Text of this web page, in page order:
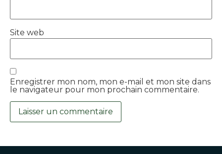
Site web
Enregistrer mon nom, mon e-mail et mon site dans
le navigateur pour mon prochain commentaire.